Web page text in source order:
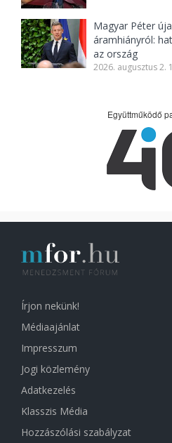
Magyar Péter
áramhiányról:
az ország
2026. augusztus 2.
Együttműködő
Írjon nekünk!
Médiaajánlat
Impresszum
Jogi közlemény
Adatkezelés
Klasszis Média
Hozzászólási szabályzat